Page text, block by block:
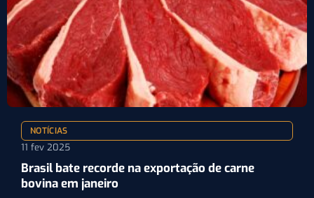
NOTÍCIAS
11 fev 2025
Brasil bate recorde na exportação de carne
bovina em janeiro